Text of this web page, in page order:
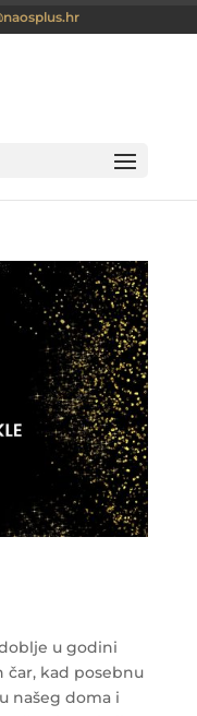
u godini
čar, kad posebnu
našeg doma i